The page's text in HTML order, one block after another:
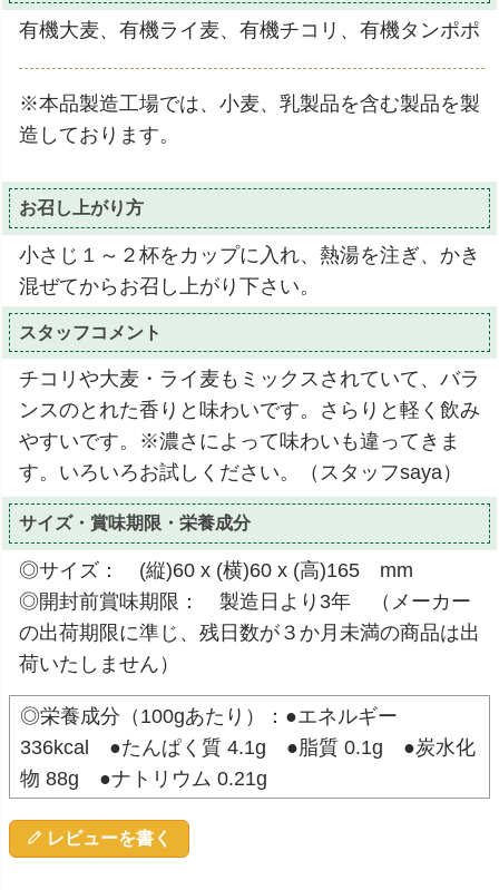
有機大麦、有機ライ麦、有機チコリ、有機タンポポ
※本品製造工場では、小麦、乳製品を含む製品を製
造しております。
お召し上がり方
小さじ１～２杯をカップに入れ、熱湯を注ぎ、かき
混ぜてからお召し上がり下さい。
スタッフコメント
チコリや大麦・ライ麦もミックスされていて、バラ
ンスのとれた香りと味わいです。さらりと軽く飲み
やすいです。※濃さによって味わいも違ってきま
す。いろいろお試しください。（スタッフsaya）
サイズ・賞味期限・栄養成分
◎サイズ： (縦)60 x (横)60 x (高)165 mm
◎開封前賞味期限： 製造日より3年 （メーカー
の出荷期限に準じ、残日数が３か月未満の商品は出
荷いたしません）
◎栄養成分（100gあたり）：●エネルギー
336kcal ●たんぱく質 4.1g ●脂質 0.1g ●炭水化
物 88g ●ナトリウム 0.21g
レビューを書く